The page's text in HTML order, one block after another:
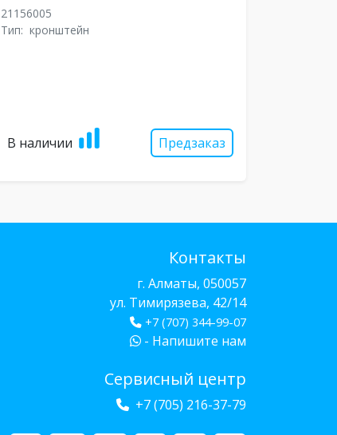
21156005
Тип: кронштейн
В наличии Предзаказ
Контакты
г. Алматы, 050057
ул. Тимирязева, 42/14
+7 (707) 344-99-07
- Напишите нам
Сервисный центр
+7 (705) 216-37-79